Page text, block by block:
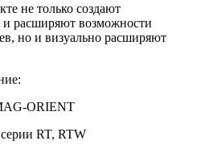
не только создают
и расширяют возможности
но и визуально расширяют
ORIENT
RT, RTW